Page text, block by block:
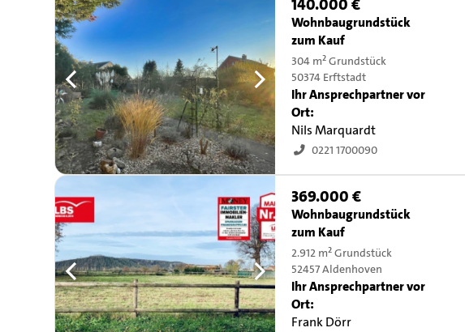
140.000 €
Wohnbaugrundstück
zum Kauf
304 m² Grundstück
50374 Erftstadt
Ihr Ansprechpartner vor
Ort:
Nils Marquardt
0221 1700090
369.000 €
Wohnbaugrundstück
zum Kauf
2.912 m² Grundstück
52457 Aldenhoven
Ihr Ansprechpartner vor
Ort:
Frank Dörr